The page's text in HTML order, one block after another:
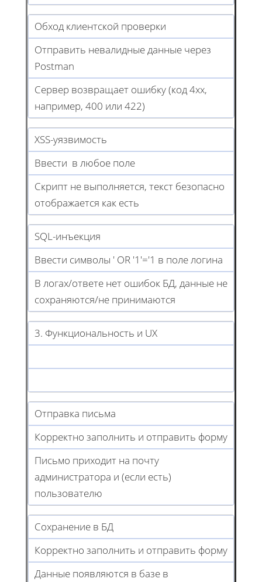
Обход клиентской проверки
Отправить невалидные данные через
Postman
Сервер возвращает ошибку (код 4xx,
например, 400 или 422)
XSS-уязвимость
Ввести в любое поле
Скрипт не выполняется, текст безопасно
отображается как есть
SQL-инъекция
Ввести символы ' OR '1'='1 в поле логина
В логах/ответе нет ошибок БД, данные не
сохраняются/не принимаются
3. Функциональность и UX
Отправка письма
Корректно заполнить и отправить форму
Письмо приходит на почту
администратора и (если есть)
пользователю
Сохранение в БД
Корректно заполнить и отправить форму
Данные появляются в базе в